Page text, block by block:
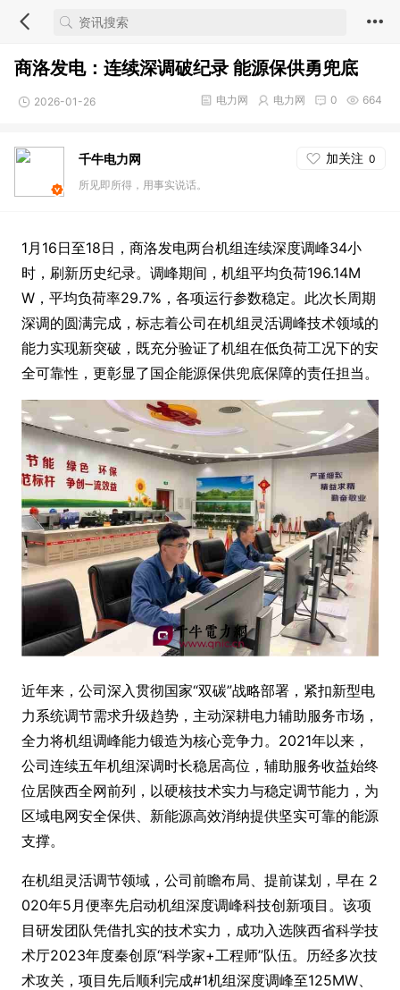
商洛发电：连续深调破纪录 能源保供勇兜底
2026-01-26 664
0
电力网
电力网
千牛电力网 加关注 0
所见即所得，用事实说话。
1月16日至18日，商洛发电两台机组连续深度调峰34小
时，刷新历史纪录。调峰期间，机组平均负荷196.14M
W，平均负荷率29.7%，各项运行参数稳定。此次长周期
深调的圆满完成，标志着公司在机组灵活调峰技术领域的
能力实现新突破，既充分验证了机组在低负荷工况下的安
全可靠性，更彰显了国企能源保供兜底保障的责任担当。
近年来，公司深入贯彻国家“双碳”战略部署，紧扣新型电
力系统调节需求升级趋势，主动深耕电力辅助服务市场，
全力将机组调峰能力锻造为核心竞争力。2021年以来，
公司连续五年机组深调时长稳居高位，辅助服务收益始终
位居陕西全网前列，以硬核技术实力与稳定调节能力，为
区域电网安全保供、新能源高效消纳提供坚实可靠的能源
支撑。
在机组灵活调节领域，公司前瞻布局、提前谋划，早在 2
020年5月便率先启动机组深度调峰科技创新项目。该项
目研发团队凭借扎实的技术实力，成功入选陕西省科学技
术厅2023年度秦创原“科学家+工程师”队伍。历经多次技
术攻关，项目先后顺利完成#1机组深度调峰至125MW、